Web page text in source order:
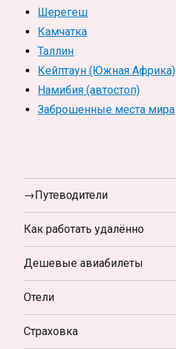
Шерегеш
Камчатка
Таллин
Кейптаун (Южная Африка)
Намибия (автостоп)
Заброшенные места мира
→Путеводители
Как работать удалённо
Дешевые авиабилеты
Отели
Страховка